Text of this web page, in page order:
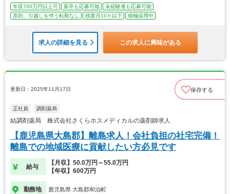
年収700万円以上可 新卒も応募可能
未経験者も応募可能
原則、引越しを伴う転勤なし
残業月10ｈ以下 積極採用中
求人の詳細を見る この求人に興味がある
更新日：2025年11月17日 保存する
正社員 調剤薬局
結調剤薬局 株式会社さくらホスメディカルの薬剤師求人
【鹿児島県大島郡】離島求人！会社負担の社宅完備！
離島での地域医療に貢献したい方必見です
給与
【月収】50.0万円～55.0万円
【年収】600万円
勤務地 鹿児島県 大島郡和泊町